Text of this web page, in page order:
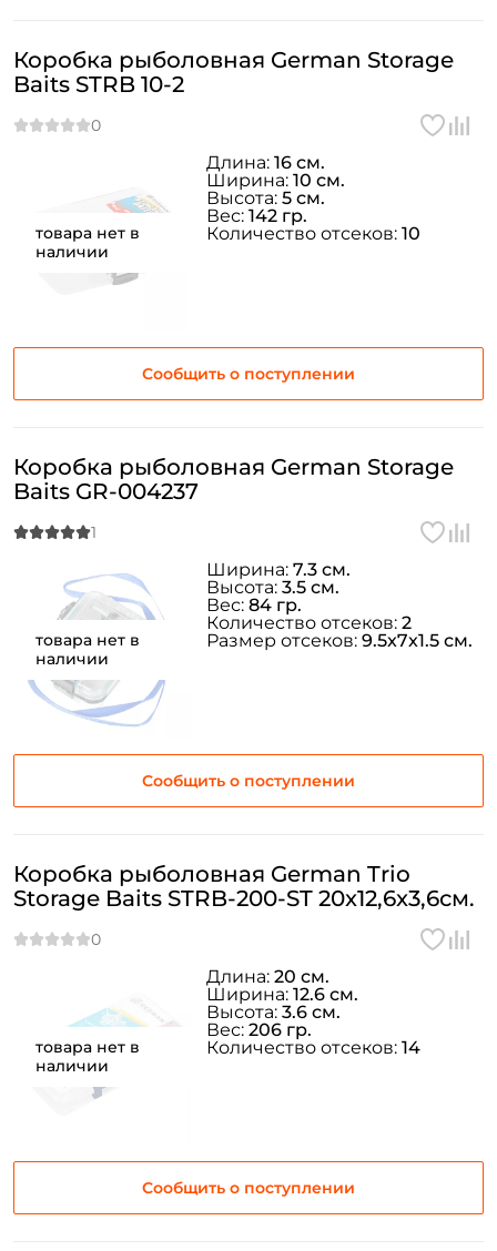
товара нет в
наличии
Коробка рыболовная German Storage
Baits STRB 10-2
Сообщить о поступлении
Длина: 16 см.
Ширина: 10 см.
Высота: 5 см.
Вес: 142 гр.
Количество отсеков: 10
товара нет в
наличии
Коробка рыболовная German Storage
Baits GR-004237
Сообщить о поступлении
Ширина: 7.3 см.
Высота: 3.5 см.
Вес: 84 гр.
Количество отсеков: 2
Размер отсеков: 9.5x7x1.5 см.
товара нет в
наличии
Коробка рыболовная German Trio
Storage Baits STRB-200-ST 20x12,6x3,6см.
Сообщить о поступлении
Длина: 20 см.
Ширина: 12.6 см.
Высота: 3.6 см.
Вес: 206 гр.
Количество отсеков: 14
ФИО: *
Номер телефона: *
Повторите пароль: *
Создать аккаунт
У меня уже есть аккаунт